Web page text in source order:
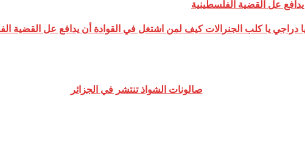
دراجي يا كلب الجنرالات كيف لمن اشتغل في القوادة أن يدافع عل القضية
صالونات الشواذ تنتشر في الجزائر